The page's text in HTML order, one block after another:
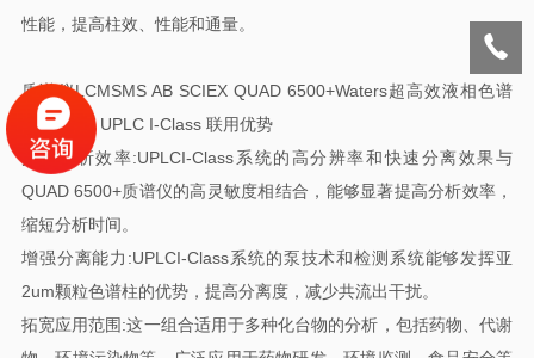
性能，提高柱效、性能和通量。
质谱仪LCMSMS AB SCIEX QUAD 6500+Waters超高效液相色谱
ACQUITY UPLC I-Class 联用优势
提高分析效率:UPLCI-Class系统的高分辨率和快速分离效果与
QUAD 6500+质谱仪的高灵敏度相结合，能够显著提高分析效率，
缩短分析时间。
增强分离能力:UPLCI-Class系统的泵技术和检测系统能够发挥亚
2um颗粒色谱柱的优势，提高分离度，减少共流出干扰。
拓宽应用范围:这一组合适用于多种化台物的分析，包括药物、代谢